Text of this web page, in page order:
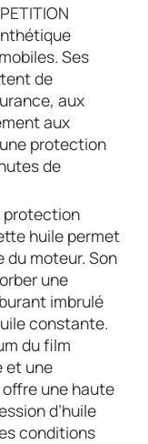
Ses
de
aux
aux
protection
de
protection
huile permet
du moteur. Son
une
imbrulé
constante.
du film
et une
offre une haute
d’huile
conditions